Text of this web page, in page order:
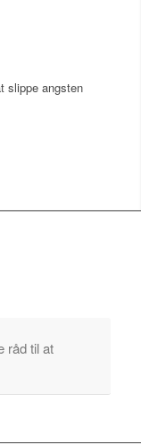
slippe angsten
råd til at